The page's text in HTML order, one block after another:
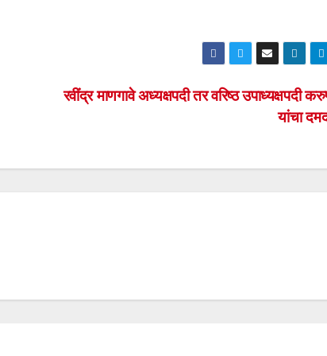
रवींद्र माणगावे अध्यक्षपदी तर वरिष्ठ उपाध्यक्षपदी
यांचा